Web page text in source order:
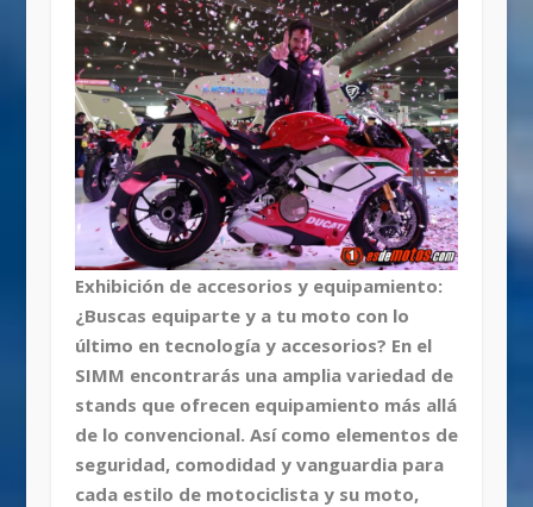
Exhibición de accesorios y equipamiento:
¿Buscas equiparte y a tu moto con lo
último en tecnología y accesorios? En el
SIMM encontrarás una amplia variedad de
stands que ofrecen equipamiento más allá
de lo convencional. Así como elementos de
seguridad, comodidad y vanguardia para
cada estilo de motociclista y su moto,